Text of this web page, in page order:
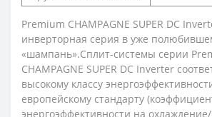
Premium CHAMPAGNE SUPER DC
инверторная серия в уже
«шампань».Сплит-системы серии
CHAMPAGNE SUPER DC Inverter
высокому классу
европейскому стандарту
энергоэффективности на